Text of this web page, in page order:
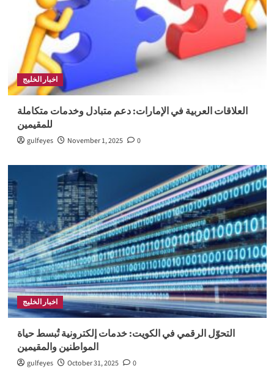
اخبار الخليج
العلاقات العربية في الإمارات: دعم متبادل وخدمات متكاملة
للمقيمين
gulfeyes November 1, 2025 0
اخبار الخليج
التحوّل الرقمي في الكويت: خدمات إلكترونية تُبسط حياة
المواطنين والمقيمين
gulfeyes October 31, 2025 0